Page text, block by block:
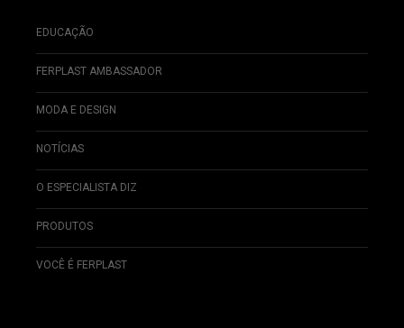
EDUCAÇÃO
FERPLAST AMBASSADOR
MODA E DESIGN
NOTÍCIAS
O ESPECIALISTA DIZ
PRODUTOS
VOCÊ É FERPLAST